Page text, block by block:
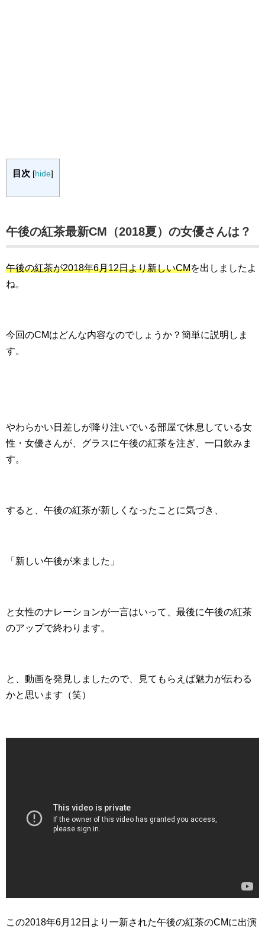
目次 [hide]
午後の紅茶最新CM（2018夏）の女優さんは？
午後の紅茶が2018年6月12日より新しいCMを出しましたよ
ね。
今回のCMはどんな内容なのでしょうか？簡単に説明しま
す。
やわらかい日差しが降り注いでいる部屋で休息している女
性・女優さんが、グラスに午後の紅茶を注ぎ、一口飲みま
す。
すると、午後の紅茶が新しくなったことに気づき、
「新しい午後が来ました」
と女性のナレーションが一言はいって、最後に午後の紅茶
のアップで終わります。
と、動画を発見しましたので、見てもらえば魅力が伝わる
かと思います（笑）
この2018年6月12日より一新された午後の紅茶のCMに出演